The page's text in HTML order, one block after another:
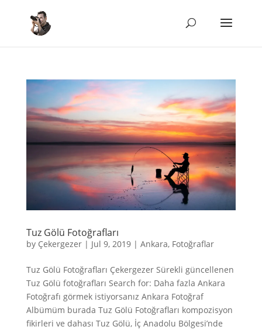
Tuz Gölü Fotoğrafları
by Çekergezer| Jul 9, 2019| Ankara, Fotoğraflar
Tuz Gölü Fotoğrafları Çekergezer Sürekli güncellenen
Tuz Gölü fotoğrafları Search for: Daha fazla Ankara
Fotoğrafı görmek istiyorsanız Ankara Fotoğraf
Albümüm burada Tuz Gölü Fotoğrafları kompozisyon
fikirleri ve dahası Tuz Gölü, İç Anadolu Bölgesi’nde